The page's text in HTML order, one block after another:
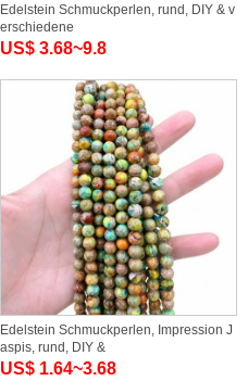
Edelstein Schmuckperlen, rund, DIY & v
erschiedene
US$ 3.68~9.8
Edelstein Schmuckperlen, Impression J
aspis, rund, DIY &
US$ 1.64~3.68